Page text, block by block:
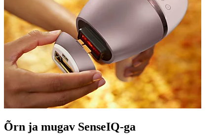
Õrn ja mugav SenseIQ-ga